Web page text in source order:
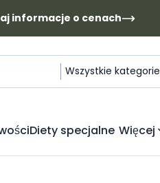
informacje o cenach
Kategorie
Wszystkie kategorie
Diety specjalne Więcej